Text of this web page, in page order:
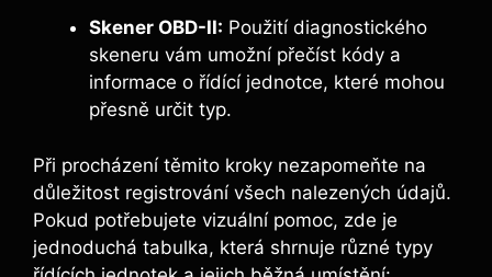
Skener OBD-II: Použití diagnostického
skeneru vám umožní přečíst kódy a
informace o řídící jednotce, které mohou
přesně určit typ.
Při procházení těmito kroky nezapomeňte na
důležitost registrování všech nalezených údajů.
Pokud potřebujete vizuální pomoc, zde je
jednoduchá tabulka, která shrnuje různé typy